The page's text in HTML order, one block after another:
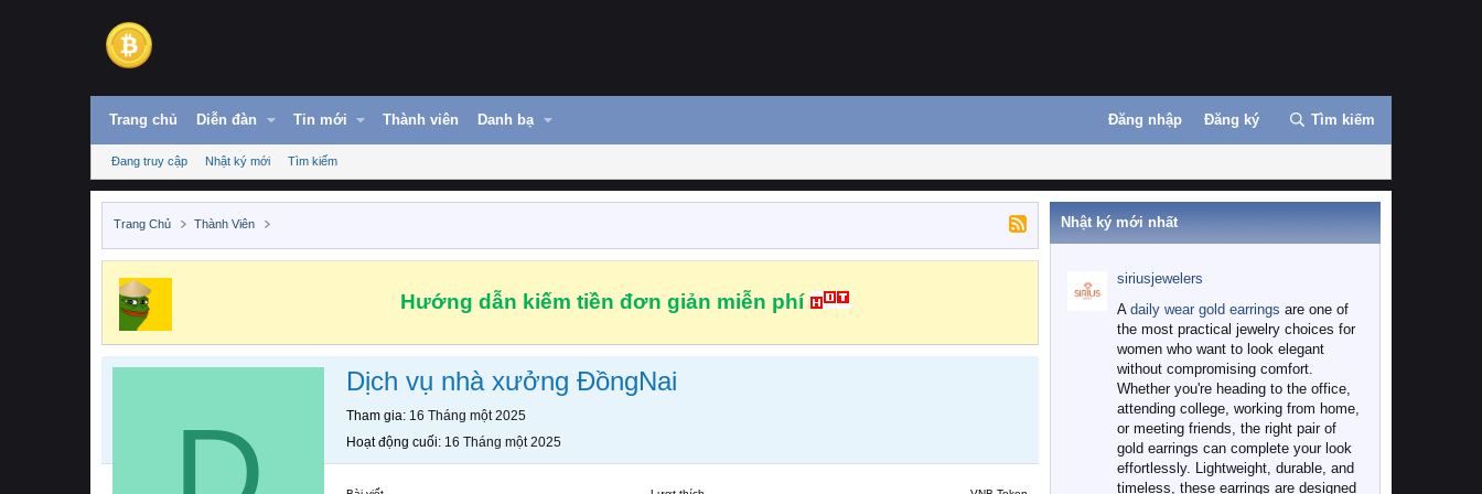
Trang chủ Diễn đàn Tin mới Thành viên Danh bạ Đăng nhập Đăng ký Tìm kiếm
Đang truy cập Nhật ký mới Tìm kiếm
Trang Chủ Thành Viên
Hướng dẫn kiếm tiền đơn giản miễn phí
Dịch vụ nhà xưởng ĐồngNai
Tham gia 16 Tháng một 2025
Hoạt động cuối 16 Tháng một 2025
Nhật ký mới nhất
siriusjewelers
A daily wear gold earrings are one of
the most practical jewelry choices for
women who want to look elegant
without compromising comfort.
Whether you're heading to the office,
attending college, working from home,
or meeting friends, the right pair of
gold earrings can complete your look
effortlessly. Lightweight, durable, and
timeless, these earrings are designed